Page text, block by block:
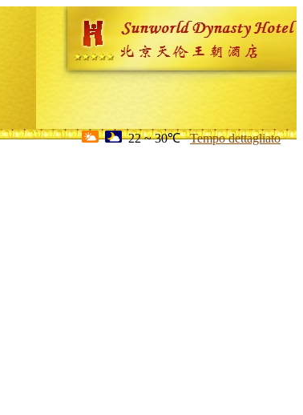
22 ~ 30℃ Tempo dettagliato